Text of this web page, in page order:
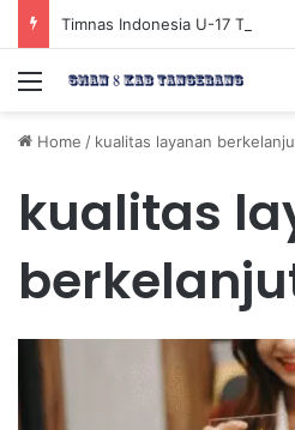
Menu
Home / kualitas layanan
kualitas